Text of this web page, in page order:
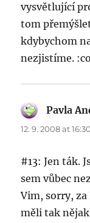
vysvětlující
tom
kdybychom
nezjistíme.
Pavla
12. 9. 2008 at 16:30
#13: Jen ták.
sem vůbec
Vim, sorry,
měli tak